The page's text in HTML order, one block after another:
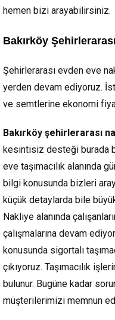
hemen bizi arayabilirsiniz.
Bakırköy
Şehirlerarası evden eve
yerden devam ediyoruz.
ve semtlerine ekonomi
Bakırköy şehirlerarası
kesintisiz desteği burada
eve taşımacılık alanında
bilgi konusunda bizleri
küçük detaylarda bile
Nakliye alanında
çalışmalarına devam
konusunda sigortalı
çıkıyoruz. Taşımacılık
bulunur. Bugüne kadar
müşterilerimizi memnun